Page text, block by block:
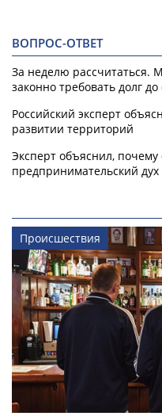
ВОПРОС-ОТВЕТ
За неделю рассчитаться.
законно требовать долг до
Российский эксперт
развитии территорий
Эксперт объяснил,
предпринимательский дух
Происшествия